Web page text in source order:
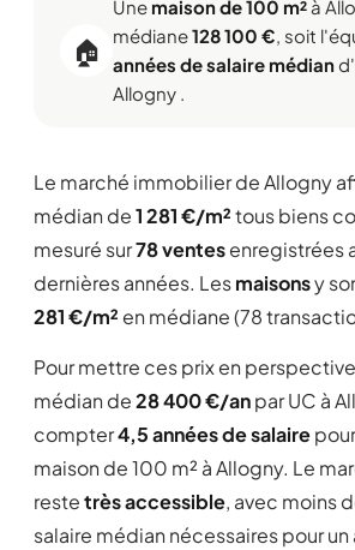
🏠
Une maison de 100 m² à
médiane128 100 €, soit
années de salaire médian
Allogny .
Le marché immobilier de Allogny
médian de1 281 €/m²tous biens
mesuré sur78 ventesenregistrées
dernières années. Lesmaisonsy
281 €/m² en médiane (78
Pour mettre ces prix en
médian de28 400 €/anpar UC à
compter4,5 années de salaire
maison de 100 m² à Allogny. Le
restetrès accessible, avec moins
salaire médian nécessaires pour